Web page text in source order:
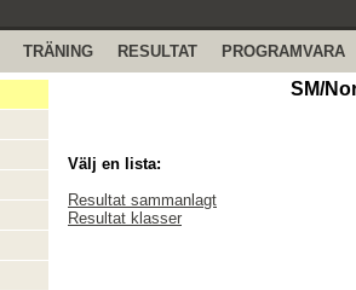
TRÄNING RESULTAT PROGRAMVARA
SM/
Välj en lista:
Resultat sammanlagt
Resultat klasser